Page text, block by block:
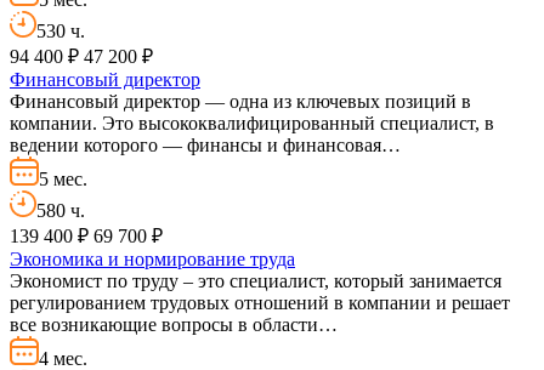
530 ч.
94 400 ₽ 47 200 ₽
Финансовый директор
Финансовый директор — одна из ключевых позиций в
компании. Это высококвалифицированный специалист, в
ведении которого — финансы и финансовая…
5 мес.
580 ч.
139 400 ₽ 69 700 ₽
Экономика и нормирование труда
Экономист по труду – это специалист, который занимается
регулированием трудовых отношений в компании и решает
все возникающие вопросы в области…
4 мес.